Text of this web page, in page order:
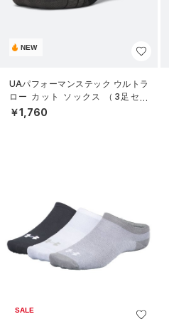
NEW
UAパフォーマンステック ウルトラ
ロー カット ソックス （3足セッ
ト）（トレーニング/UNISEX）
￥1,760
SALE